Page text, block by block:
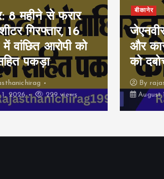
8 महीने से फरार
गिरफ्तार, 16
वांछित आरोपी को
पकड़ा
2026
229 views
बीकानेर
और
को
By
August